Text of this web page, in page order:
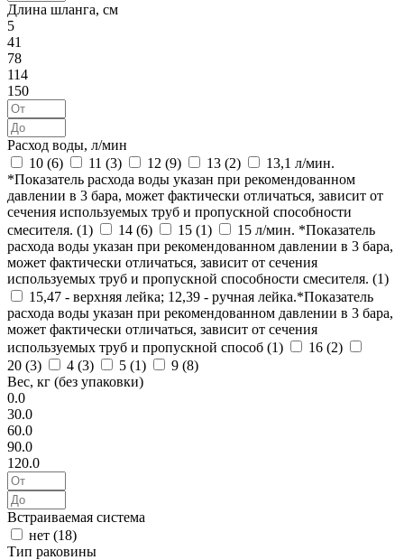
Длина шланга, см
5
41
78
114
150
Расход воды, л/мин
10 (6) 11 (3) 12 (9) 13 (2)
13,1 л/мин.
*Показатель расхода воды указан при рекомендованном
давлении в 3 бара, может фактически отличаться, зависит от
сечения используемых труб и пропускной способности
смесителя. (1) 14 (6) 15 (1)
15 л/мин. *Показатель
расхода воды указан при рекомендованном давлении в 3 бара,
может фактически отличаться, зависит от сечения
используемых труб и пропускной способности смесителя. (1)
15,47 - верхняя лейка; 12,39 - ручная лейка.*Показатель
расхода воды указан при рекомендованном давлении в 3 бара,
может фактически отличаться, зависит от сечения
используемых труб и пропускной способ (1) 16 (2)
20 (3) 4 (3) 5 (1) 9 (8)
Вес, кг (без упаковки)
0.0
30.0
60.0
90.0
120.0
Встраиваемая система
нет (18)
Тип раковины